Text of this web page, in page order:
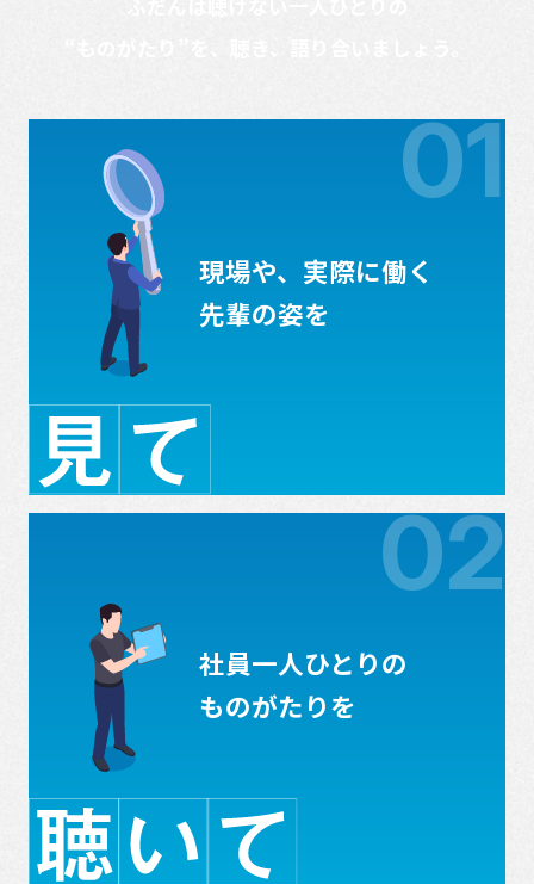
01
現場や、実際に働く
先輩の姿を
02
社員一人ひとりの
ものがたりを